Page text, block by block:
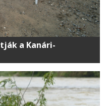
a Kanári-